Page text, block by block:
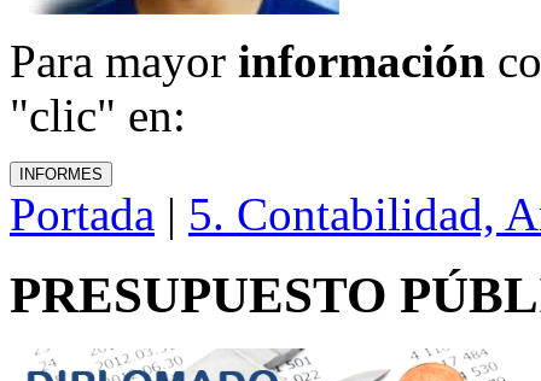
Para mayor información
"clic" en:
Portada | 5. Contabilidad,
PRESUPUESTO